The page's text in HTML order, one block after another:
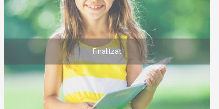
Finalitzat